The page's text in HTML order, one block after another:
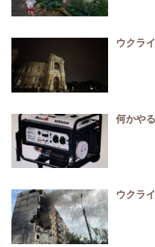
ウクラ
何かや
ウクラ